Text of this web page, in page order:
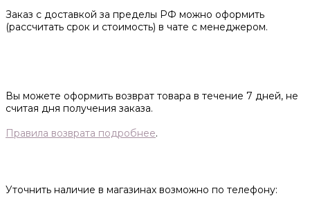
Заказ с доставкой за пределы РФ можно оформить
(рассчитать срок и стоимость) в чате с менеджером.
Вы можете оформить возврат товара в течение 7 дней, не
считая дня получения заказа.
Правила возврата подробнее.
Уточнить наличие в магазинах возможно по телефону: